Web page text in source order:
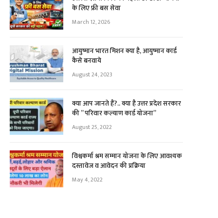
के लिए फ्री बस सेवा
March 12, 2026
आयुष्मान भारत मिशन क्या है, आयुष्मान कार्ड
कैसे बनवाये
August 24, 2023
क्या आप जानते हैं?.. क्या है उत्तर प्रदेश सरकार
की ” परिवार कल्याण कार्ड योजना”
August 25, 2022
विश्वकर्मा श्रम सम्मान योजना के लिए आवश्यक
दस्तावेज व आवेदन की प्रक्रिया
May 4, 2022